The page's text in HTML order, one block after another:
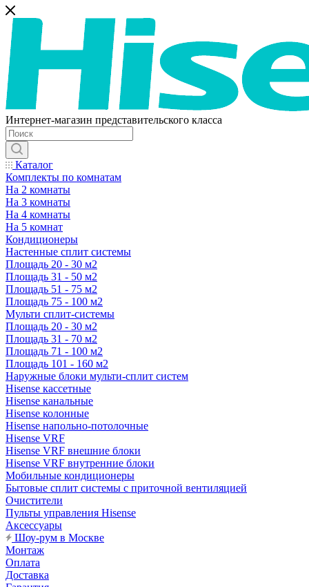
Интернет-магазин представительского класса
Каталог
Комплекты по комнатам
На 2 комнаты
На 3 комнаты
На 4 комнаты
На 5 комнат
Кондиционеры
Настенные сплит системы
Площадь 20 - 30 м2
Площадь 31 - 50 м2
Площадь 51 - 75 м2
Площадь 75 - 100 м2
Мульти сплит-системы
Площадь 20 - 30 м2
Площадь 31 - 70 м2
Площадь 71 - 100 м2
Площадь 101 - 160 м2
Наружные блоки мульти-сплит систем
Hisense кассетные
Hisense канальные
Hisense колонные
Hisense напольно-потолочные
Hisense VRF
Hisense VRF внешние блоки
Hisense VRF внутренние блоки
Мобильные кондиционеры
Бытовые сплит системы с приточной вентиляцией
Очистители
Пульты управления Hisense
Аксессуары
Шоу-рум в Москве
Монтаж
Оплата
Доставка